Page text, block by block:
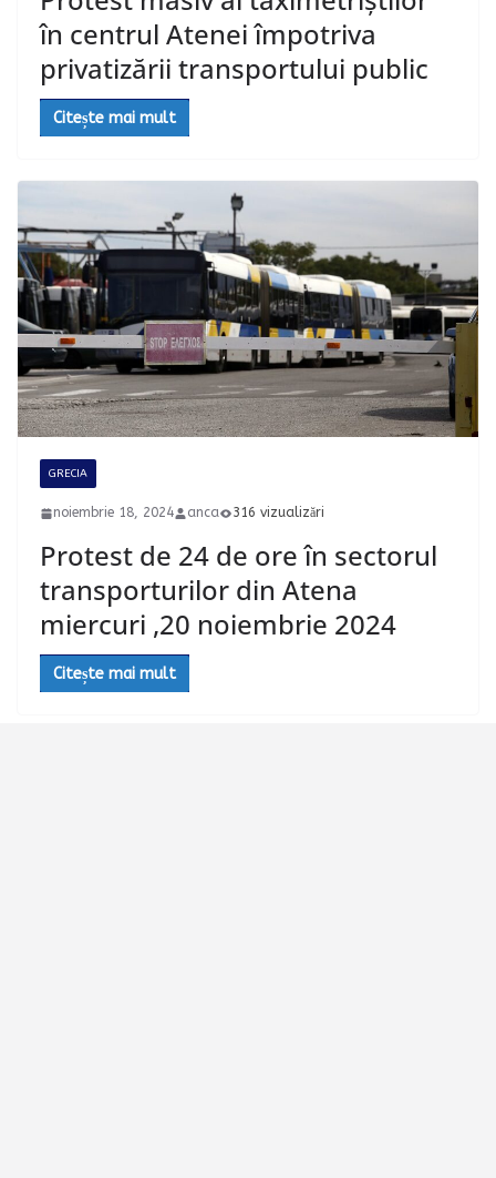
în centrul Atenei împotriva
privatizării transportului public
Citește mai mult
GRECIA
noiembrie 18, 2024 anca 316 vizualizări
Protest de 24 de ore în sectorul
transporturilor din Atena
miercuri ,20 noiembrie 2024
Citește mai mult